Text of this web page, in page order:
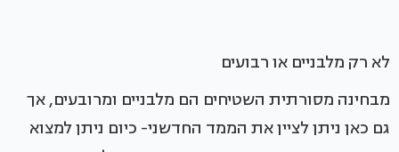
לא רק מלבניים או רבועים
מבחינה מסורתית השטיחים הם מלבניים ומרובעים, אך
גם כאן ניתן לציין את הממד החדשני- כיום ניתן למצוא